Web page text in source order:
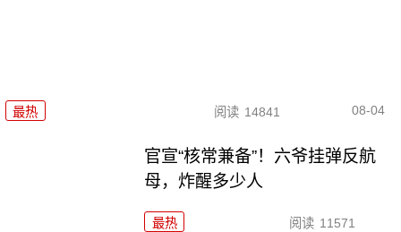
最热 阅读 14841 08-04
官宣“核常兼备”！六爷挂弹反航
母，炸醒多少人
最热 阅读 11571